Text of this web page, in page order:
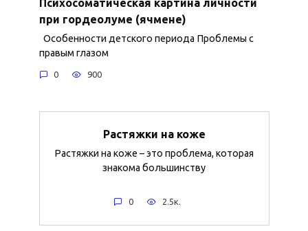
при гордеолуме (ячмене)
Особенности детского периода Проблемы с
правым глазом
0 900
Растяжки на коже
Растяжки на коже – это проблема, которая
знакома большинству
0 2.5к.